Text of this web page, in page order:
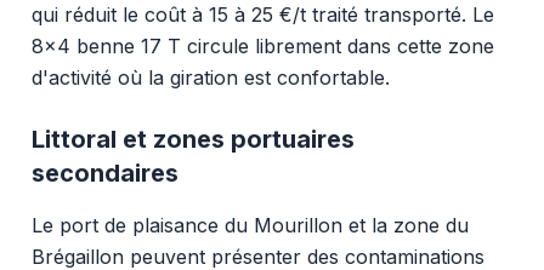
qui réduit le coût à 15 à 25 €/t traité transporté. Le
8x4 benne 17 T circule librement dans cette zone
d'activité où la giration est confortable.
Littoral et zones portuaires
secondaires
Le port de plaisance du Mourillon et la zone du
Brégaillon peuvent présenter des contaminations